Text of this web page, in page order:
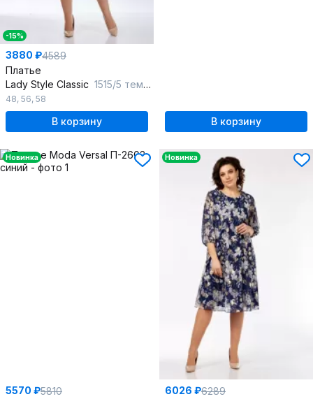
-15%
3880 ₽4589
Платье
Lady Style Classic 1515/5 темно-синий_с_ розовым
48, 56, 58
В корзину В корзину
Новинка
5570 ₽5810
Новинка
6026 ₽6289